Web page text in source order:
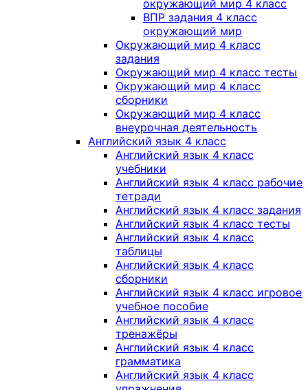
окружающий мир 4 класс
ВПР задания 4 класс
окружающий мир
Окружающий мир 4 класс
задания
Окружающий мир 4 класс тесты
Окружающий мир 4 класс
сборники
Окружающий мир 4 класс
внеурочная деятельность
Английский язык 4 класс
Английский язык 4 класс
учебники
Английский язык 4 класс рабочие
тетради
Английский язык 4 класс задания
Английский язык 4 класс тесты
Английский язык 4 класс
таблицы
Английский язык 4 класс
сборники
Английский язык 4 класс игровое
учебное пособие
Английский язык 4 класс
тренажёры
Английский язык 4 класс
грамматика
Английский язык 4 класс